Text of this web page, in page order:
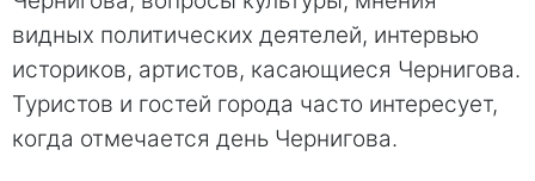
видных политических деятелей, интервью
историков, артистов, касающиеся Чернигова.
Туристов и гостей города часто интересует,
когда отмечается день Чернигова.